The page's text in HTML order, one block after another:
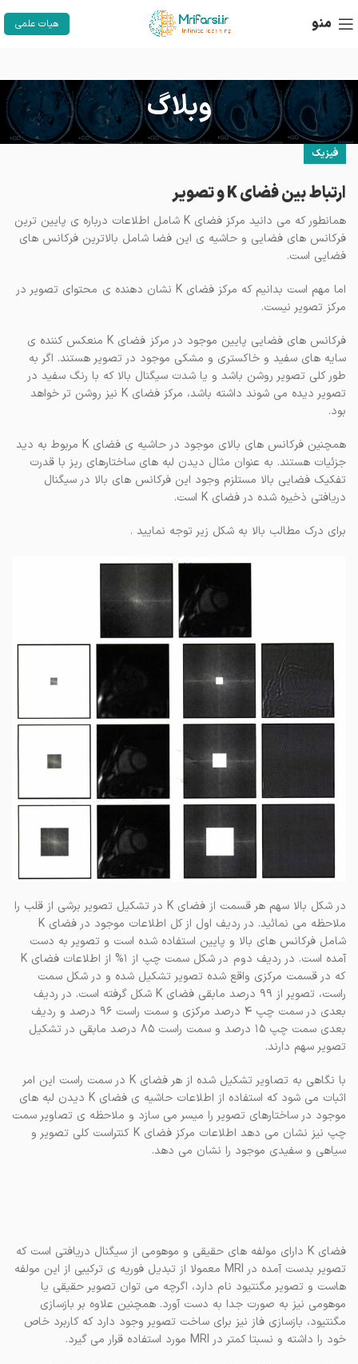
منو هیات علمی
وبلاگ
فیزیک
ارتباط بین فضای K و تصویر
همانطور که می دانید مرکز فضای K شامل اطلاعات درباره ی پایین ترین
فرکانس های فضایی و حاشیه ی این فضا شامل بالاترین فرکانس های
فضایی است.
اما مهم است بدانیم که مرکز فضای K نشان دهنده ی محتوای تصویر در
مرکز تصویر نیست.
فرکانس های فضایی پایین موجود در مرکز فضای K منعکس کننده ی
سایه های سفید و خاکستری و مشکی موجود در تصویر هستند. اگر به
طور کلی تصویر روشن باشد و یا شدت سیگنال بالا که با رنگ سفید در
تصویر دیده می شوند داشته باشد، مرکز فضای K نیز روشن تر خواهد
بود.
همچنین فرکانس های بالای موجود در حاشیه ی فضای K مربوط به دید
جزئیات هستند. به عنوان مثال دیدن لبه های ساختارهای ریز با قدرت
تفکیک فضایی بالا مستلزم وجود این فرکانس های بالا در سیگنال
دریافتی ذخیره شده در فضای K است.
برای درک مطالب بالا به شکل زیر توجه نمایید .
در شکل بالا سهم هر قسمت از فضای K در تشکیل تصویر برشی از قلب را
ملاحظه می نمائید. در ردیف اول از کل اطلاعات موجود در فضای K
شامل فرکانس های بالا و پایین استفاده شده است و تصویر به دست
آمده است. در ردیف دوم در شکل سمت چپ از ۱% از اطلاعات فضای K
که در قسمت مرکزی واقع شده تصویر تشکیل شده و در شکل سمت
راست، تصویر از ۹۹ درصد مابقی فضای K شکل گرفته است. در ردیف
بعدی در سمت چپ ۴ درصد مرکزی و سمت راست ۹۶ درصد و ردیف
بعدی سمت چپ ۱۵ درصد و سمت راست ۸۵ درصد مابقی در تشکیل
تصویر سهم دارند.
با نگاهی به تصاویر تشکیل شده از هر فضای K در سمت راست این امر
اثبات می شود که استفاده از اطلاعات حاشیه ی فضای K دیدن لبه های
موجود در ساختارهای تصویر را میسر می سازد و ملاحظه ی تصاویر سمت
چپ نیز نشان می دهد اطلاعات مرکز فضای K کنتراست کلی تصویر و
سیاهی و سفیدی موجود را نشان می دهد.
فضای K دارای مولفه های حقیقی و موهومی از سیگنال دریافتی است که
تصویر بدست آمده در MRI معمولا از تبدیل فوریه ی ترکیبی از این مولفه
هاست و تصویر مگنتیود نام دارد، اگرچه می توان تصویر حقیقی یا
موهومی نیز به صورت جدا به دست آورد. همچنین علاوه بر بازسازی
مگنتیود، بازسازی فاز نیز برای ساخت تصویر وجود دارد که کاربرد خاص
خود را داشته و نسبتا کمتر در MRI مورد استفاده قرار می گیرد.